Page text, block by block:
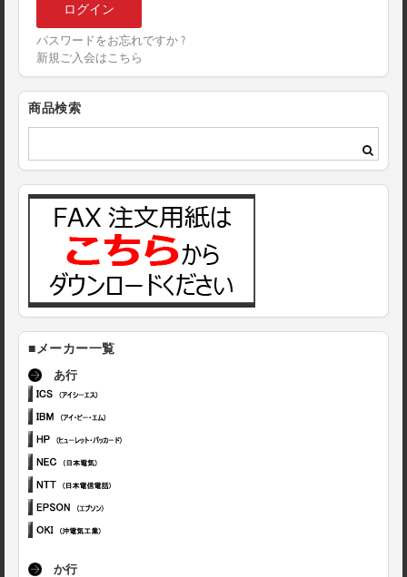
パスワードをお忘れですか ?
新規ご入会はこちら
商品検索
■メーカー一覧
あ行
か行